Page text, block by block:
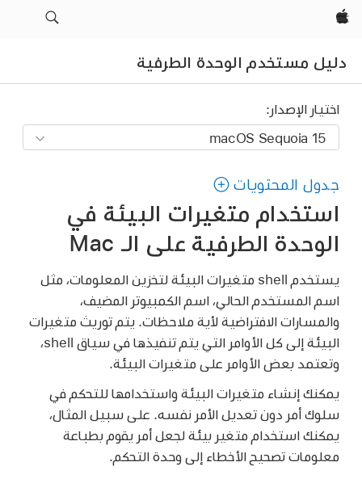
Apple‏
دليل مستخدم الوحدة الطرفية
اختيار الإصدار:
جدول المحتويات
استخدام متغيرات البيئة في
الوحدة الطرفية على الـ Mac
يستخدم shell متغيرات البيئة لتخزين المعلومات، مثل
اسم المستخدم الحالي، اسم الكمبيوتر المضيف،
والمسارات الافتراضية لأية ملاحظات. يتم توريث متغيرات
البيئة إلى كل الأوامر التي يتم تنفيذها في سياق shell،
وتعتمد بعض الأوامر على متغيرات البيئة.
يمكنك إنشاء متغيرات البيئة واستخدامها للتحكم في
سلوك أمر دون تعديل الأمر نفسه. على سبيل المثال،
يمكنك استخدام متغير بيئة لجعل أمر يقوم بطباعة
معلومات تصحيح الأخطاء إلى وحدة التحكم.